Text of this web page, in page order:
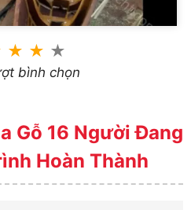
★ ★ ★
bình chọn
Gỗ 16 Người Đang
Hoàn Thành